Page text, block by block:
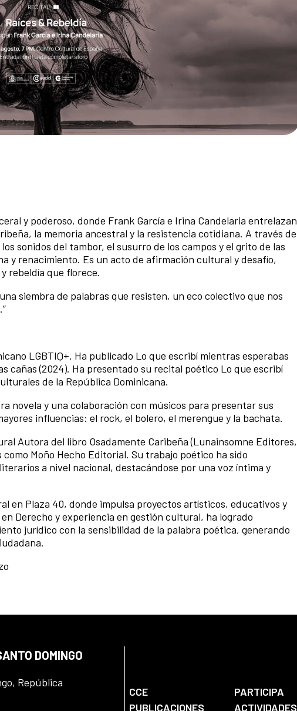
y poderoso, donde Frank García e Irina Candelaria entrelazan
la memoria ancestral y la resistencia cotidiana. A través de
sonidos del tambor, el susurro de los campos y el grito de las
y renacimiento. Es un acto de afirmación cultural y desafío,
rebeldía que florece.
siembra de palabras que resisten, un eco colectivo que nos
LGBTIQ+. Ha publicado Lo que escribí mientras esperabas
cañas (2024). Ha presentado su recital poético Lo que escribí
de la República Dominicana.
novela y una colaboración con músicos para presentar sus
influencias: el rock, el bolero, el merengue y la bachata.
Autora del libro Osadamente Caribeña (Lunainsomne Editores,
Moño Hecho Editorial. Su trabajo poético ha sido
a nivel nacional, destacándose por una voz íntima y
en Plaza 40, donde impulsa proyectos artísticos, educativos y
Derecho y experiencia en gestión cultural, ha logrado
jurídico con la sensibilidad de la palabra poética, generando
DOMINGO
República
CCE PARTICIPA
PUBLICACIONES
ACTIVIDADES